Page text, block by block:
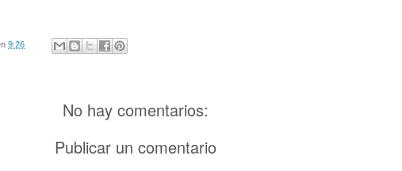
9:26
No hay comentarios:
Publicar un comentario